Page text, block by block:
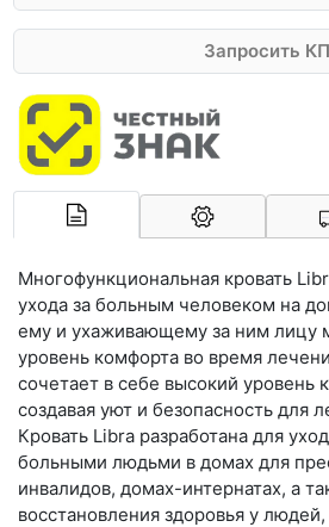
Запросить КП
Арконт-
Многофункциональная кровать
ухода за больным человеком на
ему и ухаживающему за ним лицу
уровень комфорта во время
сочетает в себе высокий уровень
создавая уют и безопасность для
Кровать Libra разработана для
больными людьми в домах для
инвалидов, домах-интернатах, а
восстановления здоровья у